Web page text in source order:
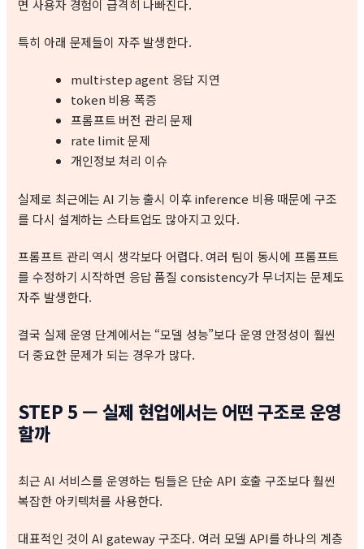
면 사용자 경험이 급격히 나빠진다.
특히 아래 문제들이 자주 발생한다.
multi-step agent 응답 지연
token 비용 폭증
프롬프트 버전 관리 문제
rate limit 문제
개인정보 처리 이슈
실제로 최근에는 AI 기능 출시 이후 inference 비용 때문에 구조
를 다시 설계하는 스타트업도 많아지고 있다.
프롬프트 관리 역시 생각보다 어렵다. 여러 팀이 동시에 프롬프트
를 수정하기 시작하면 응답 품질 consistency가 무너지는 문제도
자주 발생한다.
결국 실제 운영 단계에서는 “모델 성능”보다 운영 안정성이 훨씬
더 중요한 문제가 되는 경우가 많다.
STEP 5 — 실제 현업에서는 어떤 구조로 운영
할까
최근 AI 서비스를 운영하는 팀들은 단순 API 호출 구조보다 훨씬
복잡한 아키텍처를 사용한다.
대표적인 것이 AI gateway 구조다. 여러 모델 API를 하나의 계층